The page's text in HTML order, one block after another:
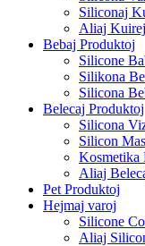
Siliconaj
Aliaj
Bebaj Produktoj
Silicone
Silikona
Silicona
Belecaj Produktoj
Silicona
Silicon
Kosmetika
Aliaj
Pet Produktoj
Hejmaj varoj
Silicone
Aliaj